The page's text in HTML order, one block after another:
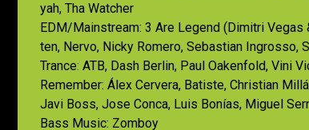
yah, Tha Watcher
EDM/Mainstream: 3 Are Legend (Dimitri
ten, Nervo, Nicky Romero, Sebastian Ingrosso,
Trance: ATB, Dash Berlin, Paul Oakenfold, Vini
Remember: Álex Cervera, Batiste, Christian
Javi Boss, Jose Conca, Luis Bonías, Miguel
Bass Music: Zomboy